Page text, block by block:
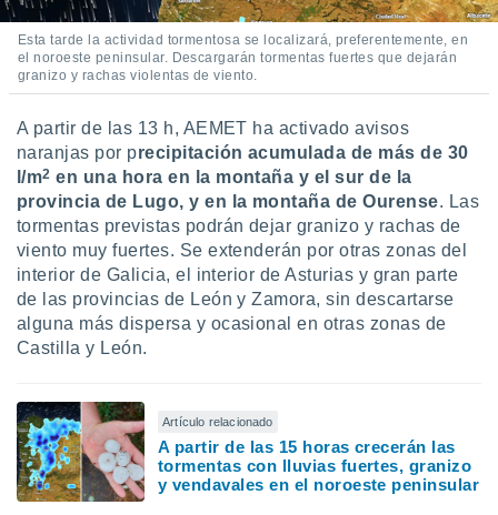
utilizar
crear un
uso de
la
contenido
medir el
de la
el
de
o a través
de
uso de
con el
Esta tarde la actividad tormentosa se localizará, preferentemente, en
el noroeste peninsular. Descargarán tormentas fuertes que dejarán
granizo y rachas violentas de viento.
A partir de las 13 h, AEMET ha activado avisos
naranjas por precipitación acumulada de más de 30
l/m2 en una hora en la montaña y el sur de la
provincia de Lugo, y en la montaña de Ourense. Las
tormentas previstas podrán dejar granizo y rachas de
viento muy fuertes. Se extenderán por otras zonas del
interior de Galicia, el interior de Asturias y gran parte
de las provincias de León y Zamora, sin descartarse
alguna más dispersa y ocasional en otras zonas de
Castilla y León.
Artículo relacionado
A partir de las 15 horas crecerán las
tormentas con lluvias fuertes, granizo
y vendavales en el noroeste peninsular